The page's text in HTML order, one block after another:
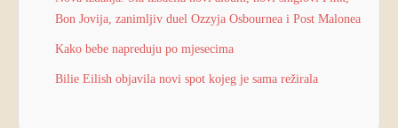
Bon Jovija, zanimljiv duel Ozzyja Osbournea i Post Malonea
Kako bebe napreduju po mjesecima
Bilie Eilish objavila novi spot kojeg je sama režirala